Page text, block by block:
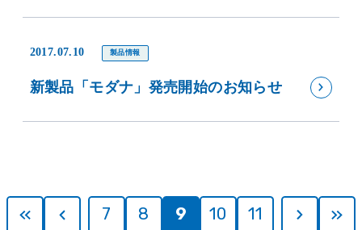
2017.07.10 製品情報
新製品「モダナ」発売開始のお知らせ
7 8 9 10 11